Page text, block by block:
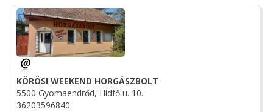
KÖRÖSI WEEKEND HORGÁSZBOLT
5500 Gyomaendrőd, Hídfő u. 10.
36203596840